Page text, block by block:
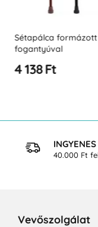
Sétapálca formázott
fogantyúval
4 138 Ft
40.000 Ft
Vevőszolgálat